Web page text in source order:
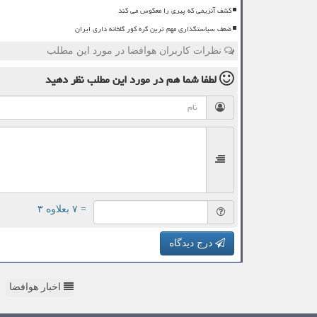
کشف آنزیمی که پیری را معکوس می کند
ضعف سیاستگذاری مهم ترین گره کور گلخانه داری ایران
نظرات کاربران هوافضا در مورد این مطلب
لطفا شما همدر مورد این مطلبنظر دهید
= ۷ بعلاوه ۳
درج دیدگاه
اخبار هوافضا